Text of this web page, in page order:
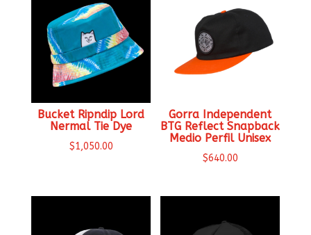
Bucket Ripndip Lord
Nermal Tie Dye
$1,050.00
Gorra Independent
BTG Reflect Snapback
Medio Perfil Unisex
$640.00